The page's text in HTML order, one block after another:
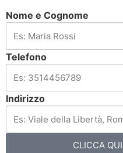
Nome e Cognome
Telefono
Indirizzo
CLICCA